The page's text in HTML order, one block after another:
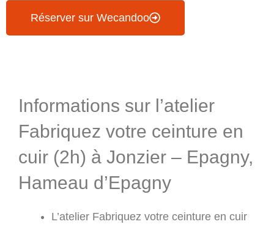
Réserver sur Wecandoo
Informations sur l’atelier
Fabriquez votre ceinture en
cuir (2h) à Jonzier – Epagny,
Hameau d’Epagny
L’atelier Fabriquez votre ceinture en cuir